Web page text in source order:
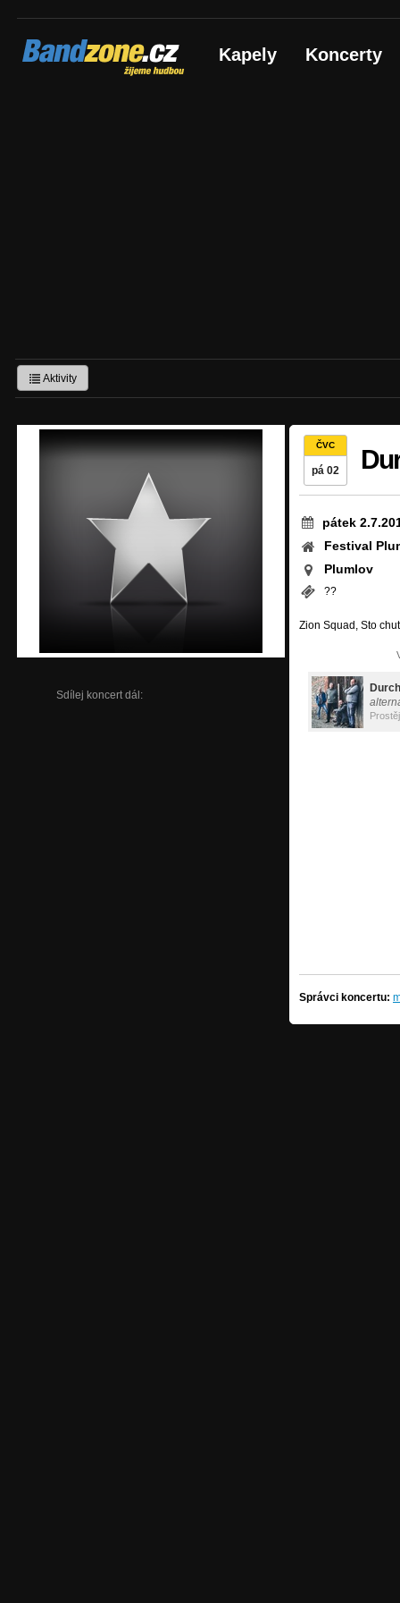
Bandzone.cz
žijeme hudbou Kapely Koncerty
Aktivity
Sdílej koncert dál:
ČVC
pá 02
pátek
Festival
Plumlov
??
Zion Squad, Sto
Správci koncertu: